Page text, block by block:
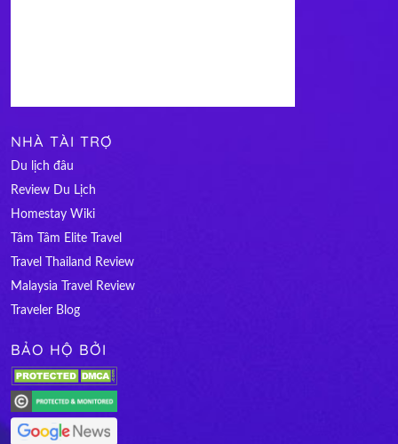
NHÀ TÀI TRỢ
Du lịch đâu
Review Du Lịch
Homestay Wiki
Tâm Tâm Elite Travel
Travel Thailand Review
Malaysia Travel Review
Traveler Blog
BẢO HỘ BỞI